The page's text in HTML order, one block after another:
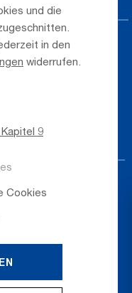
und die
in den
widerrufen.
9
GmbH